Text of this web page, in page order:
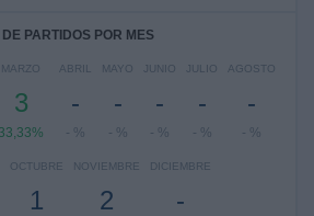
DE PARTIDOS POR MES
MARZO
3
33,33%
ABRIL
-
- %
MAYO
-
- %
JUNIO
-
- %
JULIO
-
- %
AGOSTO
-
- %
OCTUBRE
1
NOVIEMBRE
2
DICIEMBRE
-